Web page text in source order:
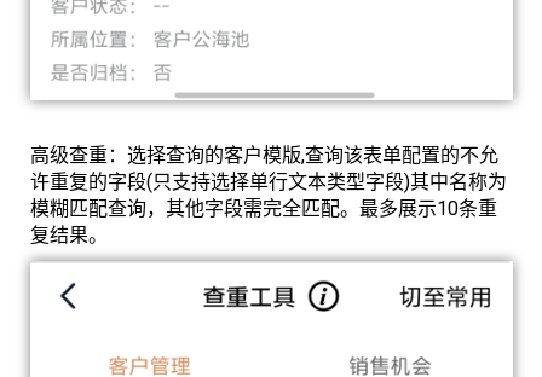
高级查重：选择查询的客户模版,查询该表单配置的不允
许重复的字段(只支持选择单行文本类型字段)其中名称为
模糊匹配查询，其他字段需完全匹配。最多展示10条重
复结果。